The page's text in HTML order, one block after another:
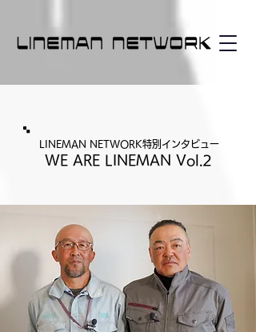
LINEMAN NETWORK特別インタビュー
WE ARE LINEMAN Vol.2